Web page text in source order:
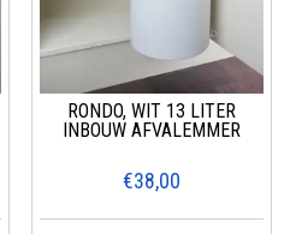
RONDO, WIT 13 LITER
INBOUW AFVALEMMER
€38,00